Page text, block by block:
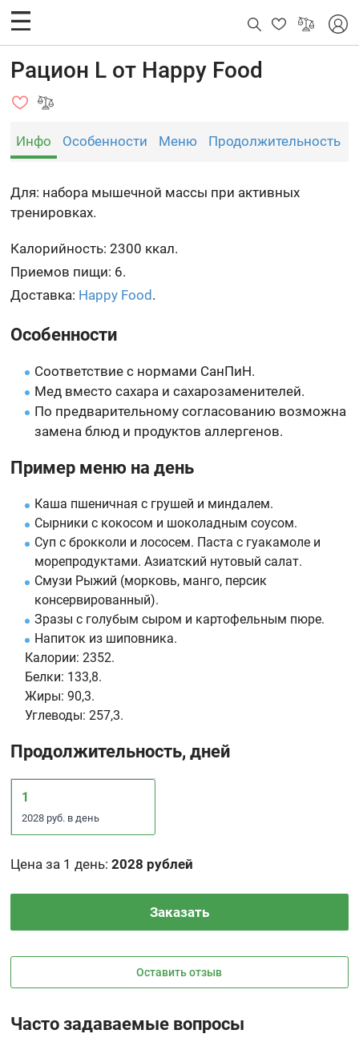
Рацион L от Happy Food
Инфо Особенности Меню Продолжительность
Для: набора мышечной массы при активных
тренировках.
Калорийность: 2300 ккал.
Приемов пищи: 6.
Доставка: Happy Food .
Особенности
Соответствие с нормами СанПиН.
Мед вместо сахара и сахарозаменителей.
По предварительному согласованию возможна
замена блюд и продуктов аллергенов.
Пример меню на день
Каша пшеничная с грушей и миндалем.
Сырники с кокосом и шоколадным соусом.
Суп с брокколи и лососем. Паста с гуакамоле и
морепродуктами. Азиатский нутовый салат.
Смузи Рыжий (морковь, манго, персик
консервированный).
Зразы с голубым сыром и картофельным пюре.
Напиток из шиповника.
Калории: 2352.
Белки: 133,8.
Жиры: 90,3.
Углеводы: 257,3.
Продолжительность, дней
1
2028 руб. в день
Цена за 1 день:2028 рублей
Заказать
Оставить отзыв
Часто задаваемые вопросы